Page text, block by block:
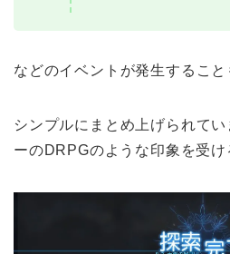
などのイベントが発生すること
シンプルにまとめ上げられて
ーのDRPGのような印象を受け